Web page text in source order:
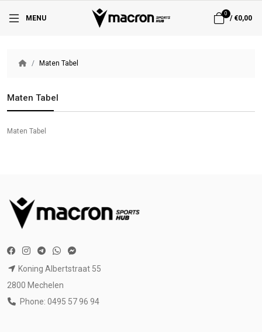
MENU
0
/ €0,00
Maten Tabel
Maten Tabel
Maten Tabel
Koning Albertstraat 55
2800 Mechelen
Phone: 0495 57 96 94